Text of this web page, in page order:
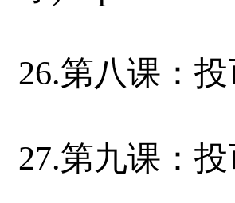
26.第八课：
27.第九课：